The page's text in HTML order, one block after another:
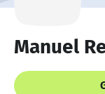
Manuel